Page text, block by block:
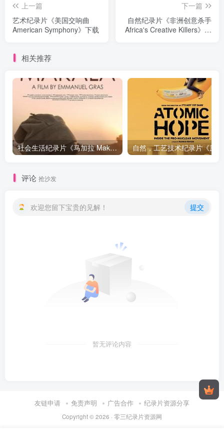
上一篇
艺术纪录片《美国交响曲
American Symphony》下载
下一篇
自然纪录片《非洲创意杀手
Africa's Creative Killers》下
相关推荐
社会生活纪录片《马加拉 Makala》下载
评论 抢沙发
欢迎您留下宝贵的见解！ 提交
暂无评论内容
友链申请 免责声明 广告合作 纪录片资源分享
Copyright © 2026 · 零三纪录片资源网